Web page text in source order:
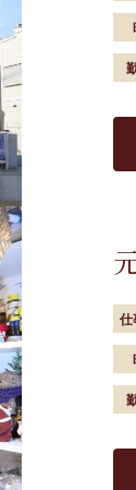
仕